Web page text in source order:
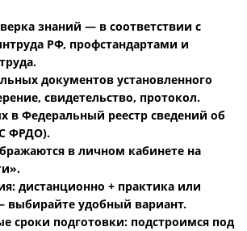
знаний — в соответствии с
РФ, профстандартами и
документов установленного
свидетельство, протокол.
в Федеральный реестр сведений об
ФРДО).
в личном кабинете на
дистанционно + практика или
выбирайте удобный вариант.
сроки подготовки: подстроимся под